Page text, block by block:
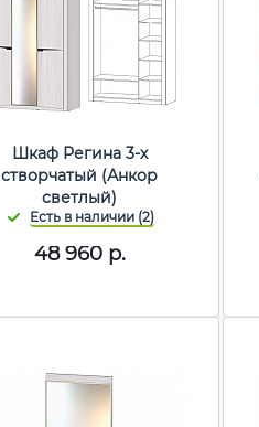
Шкаф Регина 3-х
створчатый (Анкор
светлый)
48 960р.